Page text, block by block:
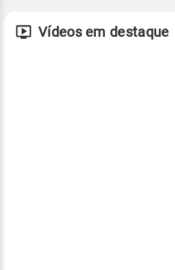
Vídeos em destaque